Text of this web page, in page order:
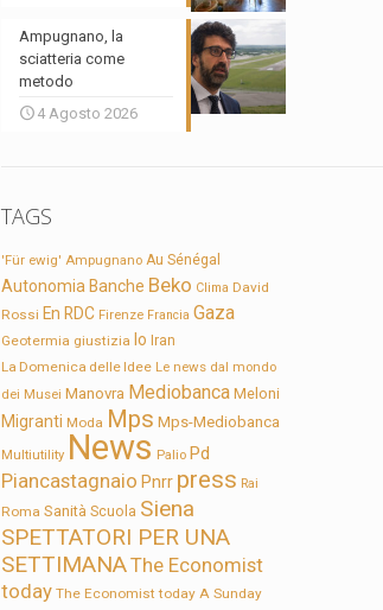
Ampugnano, la
sciatteria come
metodo
4 Agosto 2026
TAGS
'Für ewig' Ampugnano Au Sénégal
Autonomia Banche Beko Clima David
Rossi En RDC Firenze Francia Gaza
Geotermia giustizia Io Iran
La Domenica delle Idee Le news dal mondo
dei Musei Manovra Mediobanca Meloni
Migranti Moda Mps Mps-Mediobanca
Multiutility News Palio Pd
Piancastagnaio Pnrr press Rai
Roma Sanità Scuola Siena
SPETTATORI PER UNA
SETTIMANAThe Economist
today The Economist today A Sunday